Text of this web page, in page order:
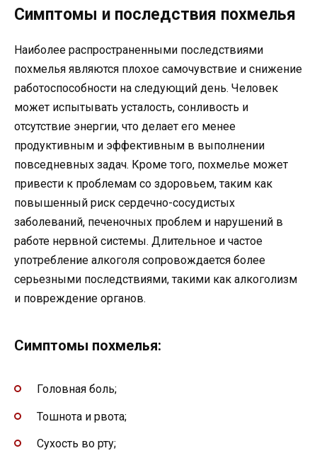
Симптомы и последствия похмелья
Наиболее распространенными последствиями
похмелья являются плохое самочувствие и снижение
работоспособности на следующий день. Человек
может испытывать усталость, сонливость и
отсутствие энергии, что делает его менее
продуктивным и эффективным в выполнении
повседневных задач. Кроме того, похмелье может
привести к проблемам со здоровьем, таким как
повышенный риск сердечно-сосудистых
заболеваний, печеночных проблем и нарушений в
работе нервной системы. Длительное и частое
употребление алкоголя сопровождается более
серьезными последствиями, такими как алкоголизм
и повреждение органов.
Симптомы похмелья:
Головная боль;
Тошнота и рвота;
Сухость во рту;